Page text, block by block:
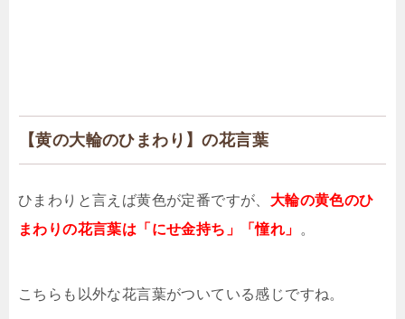
【黄の大輪のひまわり】の花言葉
ひまわりと言えば黄色が定番ですが、 大輪の黄色のひ
まわりの花言葉は「にせ金持ち」「憧れ」
。
こちらも以外な花言葉がついている感じですね。